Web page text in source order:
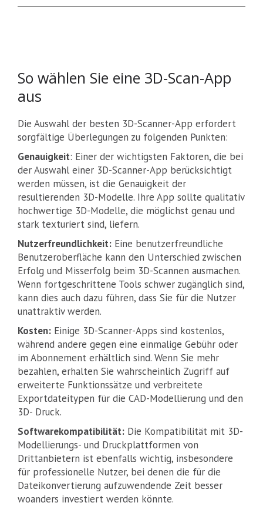
So wählen Sie eine 3D-Scan-App
aus
Die Auswahl der besten 3D-Scanner-App erfordert
sorgfältige Überlegungen zu folgenden Punkten:
Genauigkeit: Einer der wichtigsten Faktoren, die bei
der Auswahl einer 3D-Scanner-App berücksichtigt
werden müssen, ist die Genauigkeit der
resultierenden 3D-Modelle. Ihre App sollte qualitativ
hochwertige 3D-Modelle, die möglichst genau und
stark texturiert sind, liefern.
Nutzerfreundlichkeit: Eine benutzerfreundliche
Benutzeroberfläche kann den Unterschied zwischen
Erfolg und Misserfolg beim 3D-Scannen ausmachen.
Wenn fortgeschrittene Tools schwer zugänglich sind,
kann dies auch dazu führen, dass Sie für die Nutzer
unattraktiv werden.
Kosten: Einige 3D-Scanner-Apps sind kostenlos,
während andere gegen eine einmalige Gebühr oder
im Abonnement erhältlich sind. Wenn Sie mehr
bezahlen, erhalten Sie wahrscheinlich Zugriff auf
erweiterte Funktionssätze und verbreitete
Exportdateitypen für die CAD-Modellierung und den
3D- Druck.
Softwarekompatibilität: Die Kompatibilität mit 3D-
Modellierungs- und Druckplattformen von
Drittanbietern ist ebenfalls wichtig, insbesondere
für professionelle Nutzer, bei denen die für die
Dateikonvertierung aufzuwendende Zeit besser
woanders investiert werden könnte.